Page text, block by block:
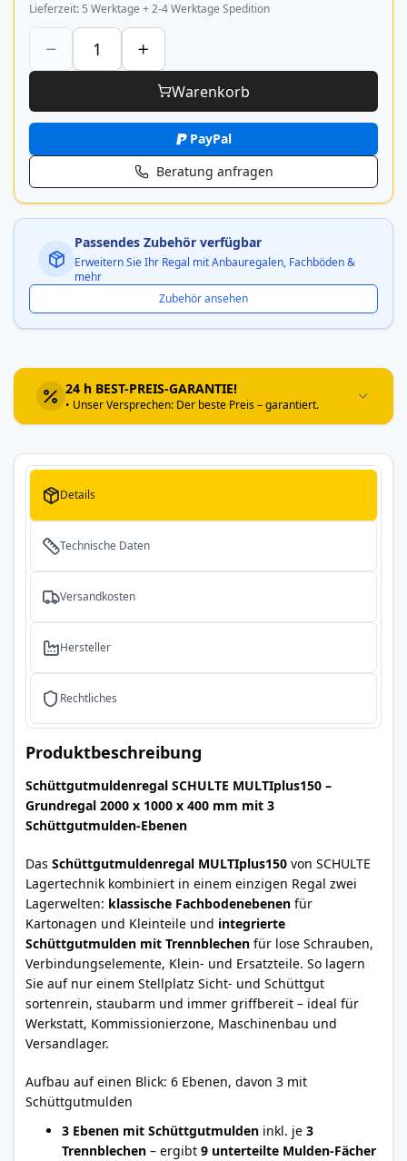
Lieferzeit 5 Werktage + 2-4 Werktage Spedition
Warenkorb
PayPal
Beratung anfragen
Passendes Zubehör verfügbar
Erweitern Sie Ihr Regal mit Anbauregalen, Fachböden &
mehr
Zubehör ansehen
24 h BEST-PREIS-GARANTIE!
• Unser Versprechen: Der beste Preis – garantiert.
Details
Technische Daten
Versandkosten
Hersteller
Rechtliches
Produktbeschreibung
Schüttgutmuldenregal SCHULTE MULTIplus150 –
Grundregal 2000 x 1000 x 400 mm mit 3
Schüttgutmulden-Ebenen
Das Schüttgutmuldenregal MULTIplus150 von SCHULTE
Lagertechnik kombiniert in einem einzigen Regal zwei
Lagerwelten: klassische Fachbodenebenen für
Kartonagen und Kleinteile und integrierte
Schüttgutmulden mit Trennblechen für lose Schrauben,
Verbindungselemente, Klein- und Ersatzteile. So lagern
Sie auf nur einem Stellplatz Sicht- und Schüttgut
sortenrein, staubarm und immer griffbereit – ideal für
Werkstatt, Kommissionierzone, Maschinenbau und
Versandlager.
Aufbau auf einen Blick: 6 Ebenen, davon 3 mit
Schüttgutmulden
3 Ebenen mit Schüttgutmulden inkl. je 3
Trennblechen – ergibt 9 unterteilte Mulden-Fächer